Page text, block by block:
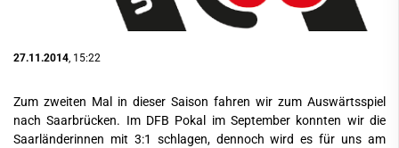
27.11.2014 , 15:22
Zum zweiten Mal in dieser Saison fahren wir zum Auswärtsspiel
nach Saarbrücken. Im DFB Pokal im September konnten wir die
Saarländerinnen mit 3:1 schlagen, dennoch wird es für uns am